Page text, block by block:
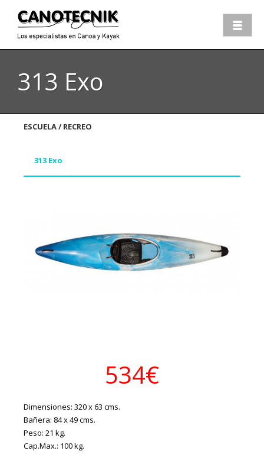
313 Exo
ESCUELA / RECREO
313 Exo
534€
Dimensiones: 320 x 63 cms.
Bañera: 84 x 49 cms.
Peso: 21 kg.
Cap.Max.: 100 kg.